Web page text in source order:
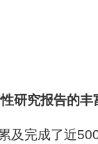
研究报告的丰
完成了近